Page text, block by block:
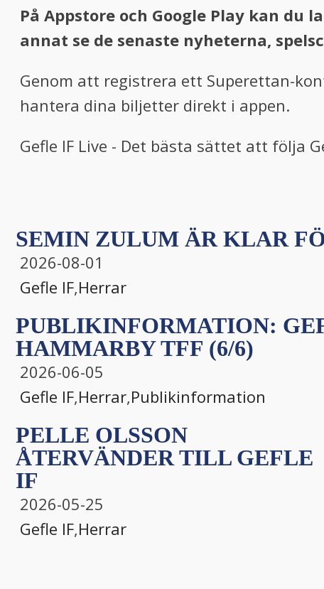
På Appstore och Google Play kan du
annat se de senaste nyheterna,
Genom att registrera ett Superettan-
hantera dina biljetter direkt i appen.
Gefle IF Live - Det bästa sättet att följa
SEMIN ZULUM ÄR KLAR
2026-08-01
Gefle IF,Herrar
PUBLIKINFORMATION:
HAMMARBY TFF (6/6)
2026-06-05
Gefle IF,Herrar,Publikinformation
PELLE OLSSON
ÅTERVÄNDER TILL GEFLE
IF
2026-05-25
Gefle IF,Herrar